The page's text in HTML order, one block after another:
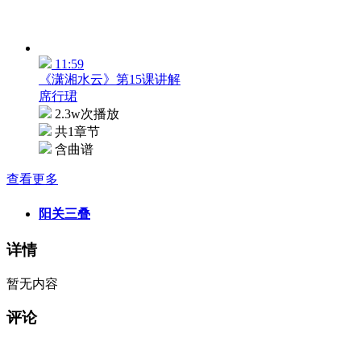
11:59
《潇湘水云》第15课讲解
席行珺
2.3w次播放
共1章节
含曲谱
查看更多
阳关三叠
详情
暂无内容
评论